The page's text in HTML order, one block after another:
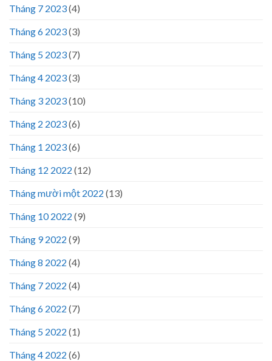
Tháng 7 2023(4)
Tháng 6 2023(3)
Tháng 5 2023(7)
Tháng 4 2023(3)
Tháng 3 2023(10)
Tháng 2 2023(6)
Tháng 1 2023(6)
Tháng 12 2022 (12)
Tháng mười một 2022 (13)
Tháng 10 2022 (9)
Tháng 9 2022 (9)
Tháng 8 2022 (4)
Tháng 7 2022 (4)
Tháng 6 2022 (7)
Tháng 5 2022 (1)
Tháng 4 2022 (6)